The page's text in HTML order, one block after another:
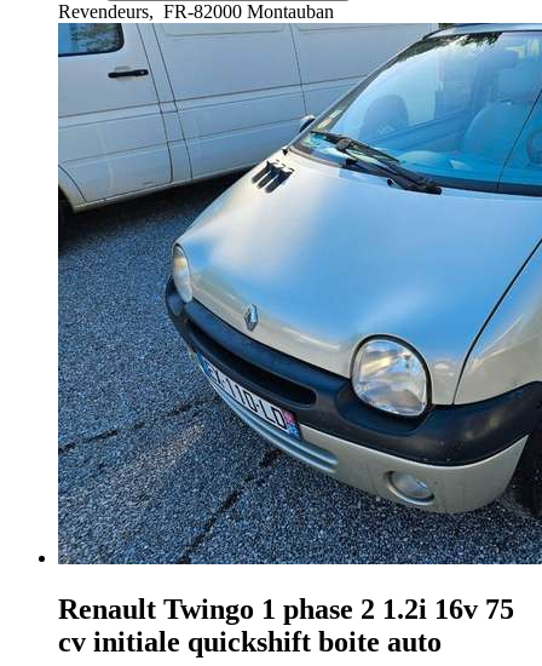
Revendeurs, FR-82000 Montauban
Renault Twingo 1 phase 2 1.2i 16v 75
cv initiale quickshift boite auto